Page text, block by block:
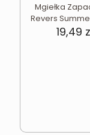
Mgiełka
Revers
19,49